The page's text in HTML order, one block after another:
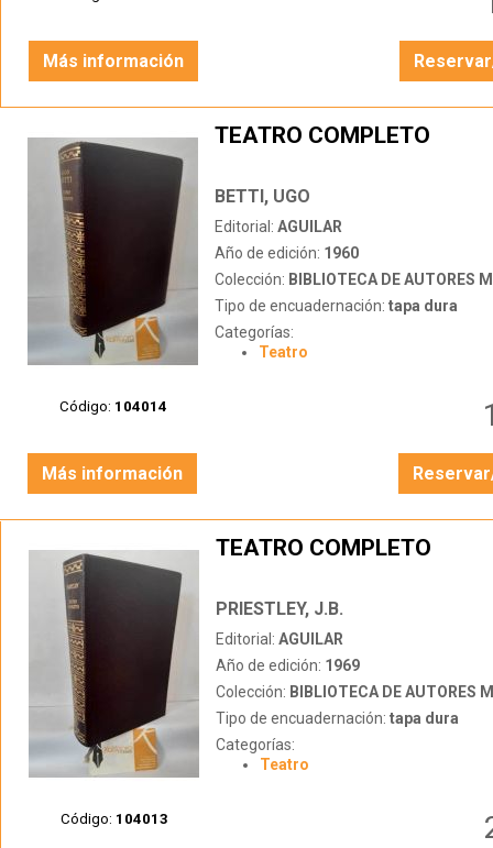
Más información
Código: 104014
TEATRO COMPLETO
BETTI, UGO
Editorial: AGUILAR
Año de edición: 1960
Colección: BIBLIOTECA DE AUTORES
Tipo de encuadernación: tapa dura
Categorías:
Teatro
Más información
Código: 104013
TEATRO COMPLETO
PRIESTLEY, J.B.
Editorial: AGUILAR
Año de edición: 1969
Colección: BIBLIOTECA DE AUTORES
Tipo de encuadernación: tapa dura
Categorías:
Teatro